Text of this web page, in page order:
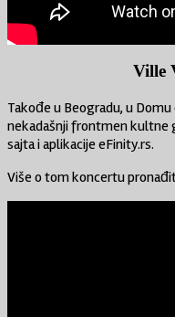
Ville
Takođe u Beogradu, u
nekadašnji frontmen kultne
sajta i aplikacije eFinity.rs.
Više o tom koncertu